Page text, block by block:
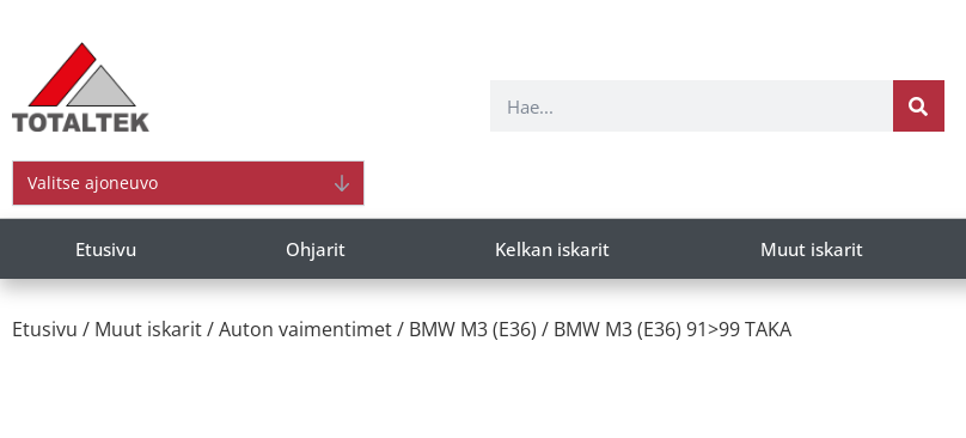
Valitse ajoneuvo
Etusivu Ohjarit Kelkan iskarit Muut iskarit
Etusivu / Muut iskarit/Auton vaimentimet/ BMW M3 (E36) / BMW M3 (E36) 91>99 TAKA